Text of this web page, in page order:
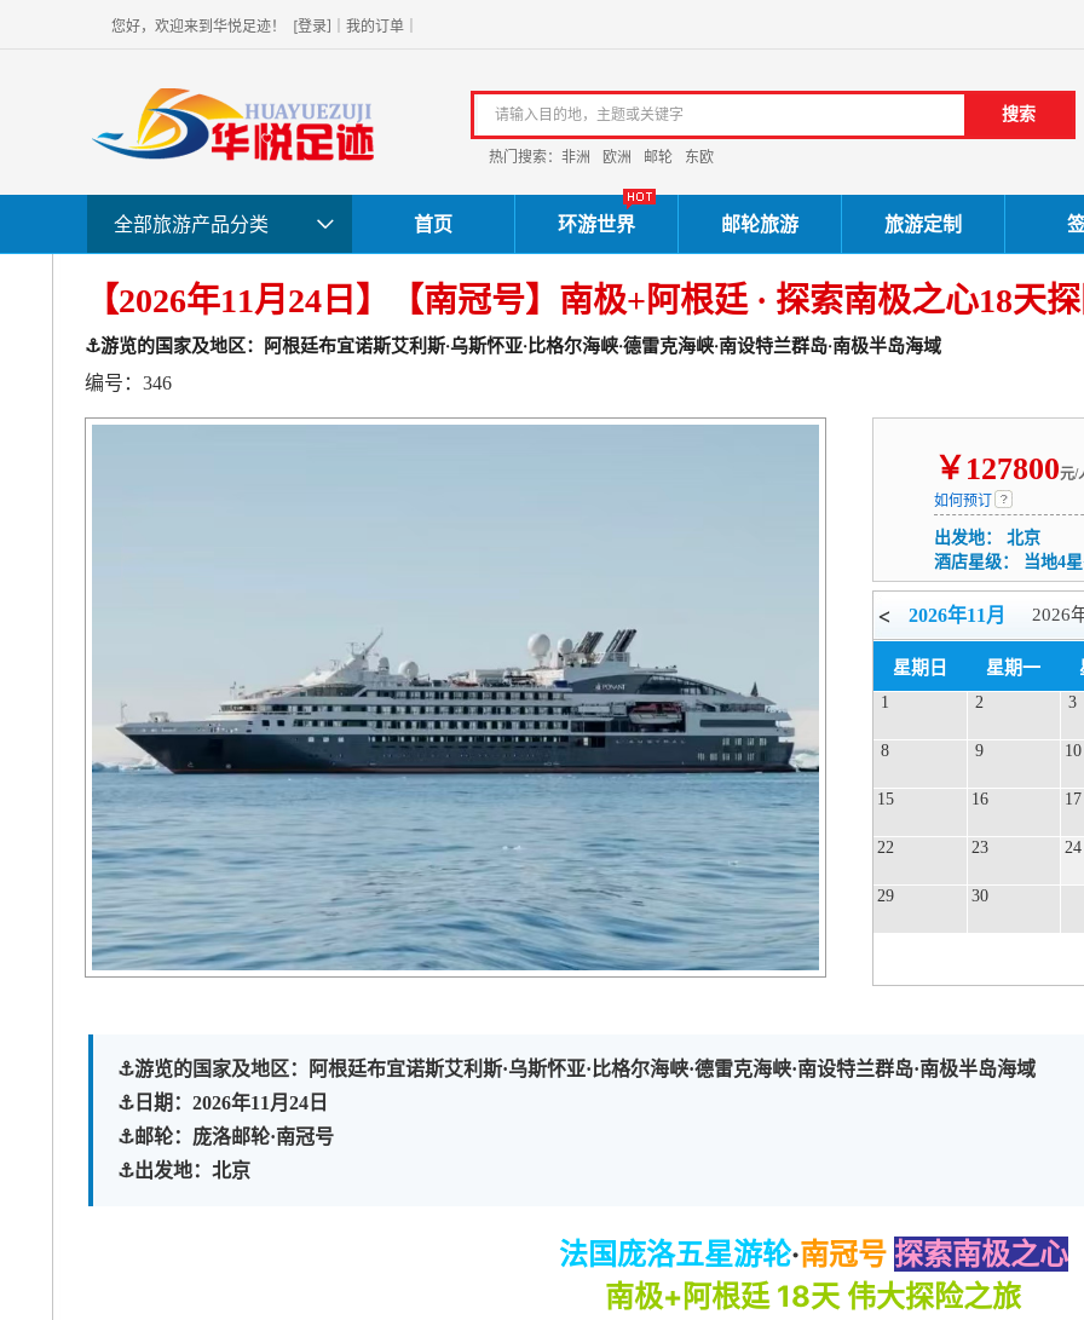
您好，欢迎来到华悦足迹！ [登录] 我的订单
热门搜索： 非洲 欧洲 邮轮 东欧
全部旅游产品分类 首页 环游世界 邮轮旅游 旅游定制
【2026年11月24日】【南冠号】南极+阿根廷 · 探索南极之心18天
⚓️游览的国家及地区：阿根廷布宜诺斯艾利斯·乌斯怀亚·比格尔海峡·德雷克海峡·南设特兰群岛·南极半岛海域
编号：346
￥ 127800元/
如何预订
出发地：
北京
酒店星级：
当地4
< 2026年11月 2026
2027年04月
星期日 星期一
1 2 3
8 9 10
15 16 17
22 23 24
29 30
⚓️游览的国家及地区：阿根廷布宜诺斯艾利斯·乌斯怀亚·比格尔海峡·德雷克海峡·南设特兰群岛·南极半岛海域
⚓️日期：2026年11月24日
⚓️邮轮：庞洛邮轮·南冠号
⚓️出发地：北京
法国庞洛五星游轮·南冠号 探索南极之心
南极+阿根廷 18天 伟大探险之旅